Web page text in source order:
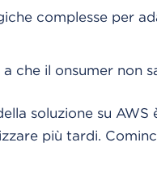
complesse per
che il onsumer non
soluzione su AWS
più tardi.